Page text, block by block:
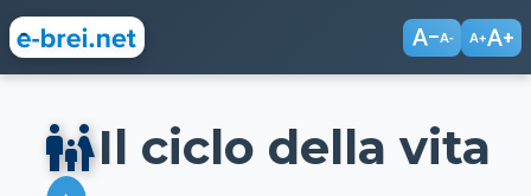
text_decreaseA- A+text_increase
family_restroomIl ciclo della vita